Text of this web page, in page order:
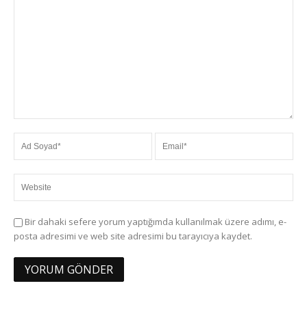
Bir dahaki sefere yorum yaptığımda kullanılmak üzere adımı, e-
posta adresimi ve web site adresimi bu tarayıcıya kaydet.